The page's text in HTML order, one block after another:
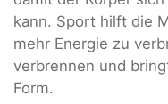
kann. Sport hilft die
mehr Energie zu
verbrennen und
Form.